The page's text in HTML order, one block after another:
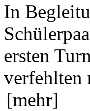
In
ersten
verfehlten
[mehr]